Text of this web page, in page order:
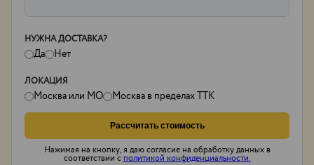
НУЖНА ДОСТАВКА?
Да Нет
ЛОКАЦИЯ
Москва или МО Москва в пределах ТТК
Рассчитать стоимость
Нажимая на кнопку, я даю согласие на обработку данных в
соответствии с политикой конфиденциальности.